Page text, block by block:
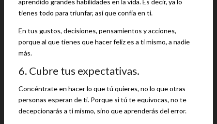
aprendido grandes habilidades en la vida. Es decir, ya lo
tienes todo para triunfar, así que confía en ti.
En tus gustos, decisiones, pensamientos y acciones,
porque al que tienes que hacer feliz es a ti mismo, a nadie
más.
6. Cubre tus expectativas.
Concéntrate en hacer lo que tú quieres, no lo que otras
personas esperan de ti. Porque si tú te equivocas, no te
decepcionarás a ti mismo, sino que aprenderás del error.